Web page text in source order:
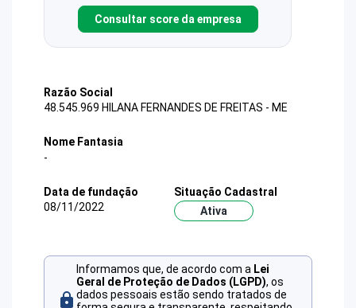
Consultar score da empresa
Razão Social
48.545.969 HILANA FERNANDES DE FREITAS - ME
Nome Fantasia
-
Data de fundação
08/11/2022
Situação Cadastral
Ativa
Informamos que, de acordo com a Lei
Geral de Proteção de Dados (LGPD), os
dados pessoais estão sendo tratados de